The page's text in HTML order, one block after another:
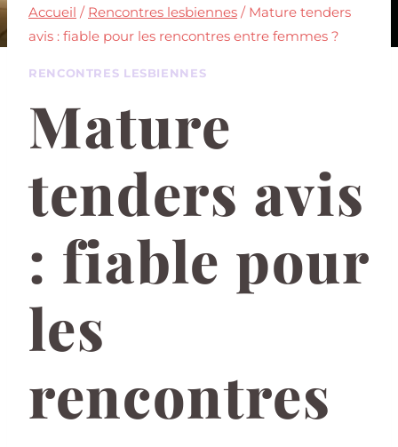
Accueil / Rencontres lesbiennes / Mature tenders
avis : fiable pour les rencontres entre femmes ?
RENCONTRES LESBIENNES
Mature
tenders avis
: fiable pour
les
rencontres